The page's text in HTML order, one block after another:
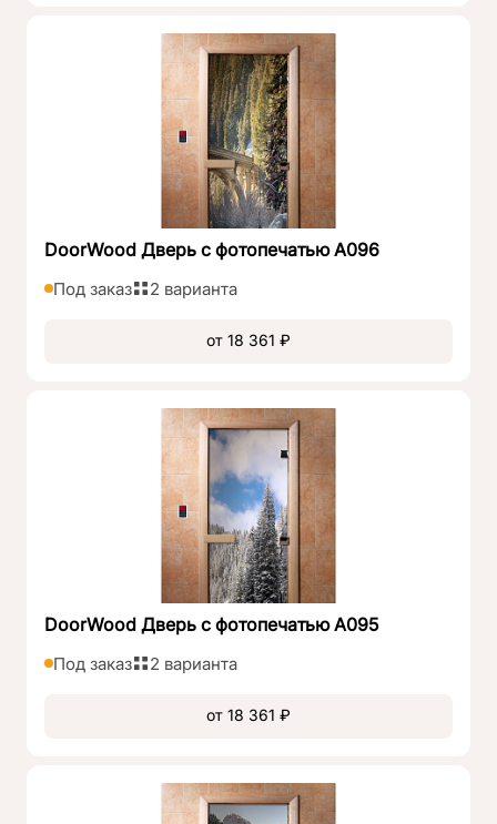
DoorWood Дверь с фотопечатью А096
Под заказ 2 варианта
от 18 361 ₽
DoorWood Дверь с фотопечатью А095
Под заказ 2 варианта
от 18 361 ₽